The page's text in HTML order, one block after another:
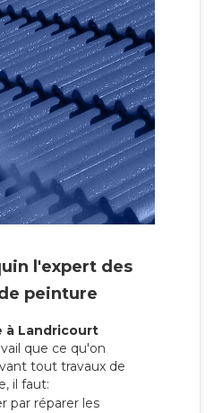
l'expert des
peinture
Landricourt
que ce qu'on
tout travaux de
il faut:
par réparer les